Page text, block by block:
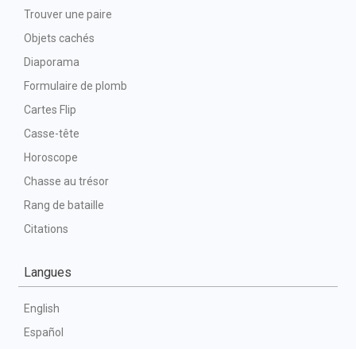
Trouver une paire
Objets cachés
Diaporama
Formulaire de plomb
Cartes Flip
Casse-tête
Horoscope
Chasse au trésor
Rang de bataille
Citations
Langues
English
Español